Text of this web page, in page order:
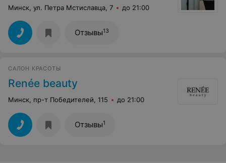
Минск, ул. Петра Мстиславца, 7 до 21:00
Отзывы13
САЛОН КРАСОТЫ
Renée beauty
Минск, пр-т Победителей, 115 до 21:00
Отзывы1